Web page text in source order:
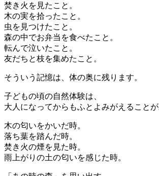
焚き火を見たこと。
木の実を拾ったこと。
虫を見つけたこと。
森の中でお弁当を食べたこと。
転んで泣いたこと。
友だちと枝を集めたこと。
そういう記憶は、体の奥に残ります。
子どもの頃の自然体験は、
大人になってからもふとよみがえることが
木の匂いをかいだ時。
落ち葉を踏んだ時。
焚き火の煙を見た時。
雨上がりの土の匂いを感じた時。